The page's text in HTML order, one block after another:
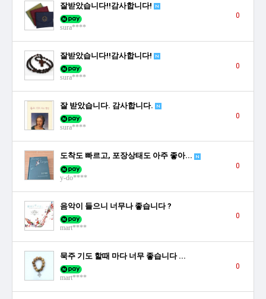
잘받았습니다!!감사합니다!
sura****
0
잘받았습니다!!감사합니다!
sura****
0
잘 받았습니다. 감사합니다.
sura****
0
도착도 빠르고, 포장상태도 아주 좋아...
y-do****
0
음악이 들으니 너무나 좋습니다 ?
mart****
0
묵주 기도 할때 마다 너무 좋습니다 ...
mart****
0